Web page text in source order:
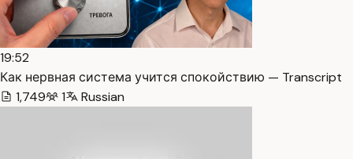
19:52
Как нервная система учится спокойствию — Transcript
1,749
1 Russian